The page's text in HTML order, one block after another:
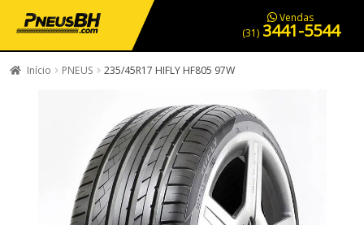
PNEUS EM OFERTA SERVIÇOS AUTOMOTIVOS NOSSA LOJA
Vendas
(31) 3441-5544
Início PNEUS 235/45R17 HIFLY HF805 97W